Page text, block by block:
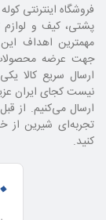
فروشگاه اینترنتی
پشتی، کیف و لوازم
مهمترین اهداف این
جهت عرضه
ارسال سریع کالا
نیست کجای ایران
ارسال می‌کنیم. از
تجربه‌ای شیرین از
کنید.